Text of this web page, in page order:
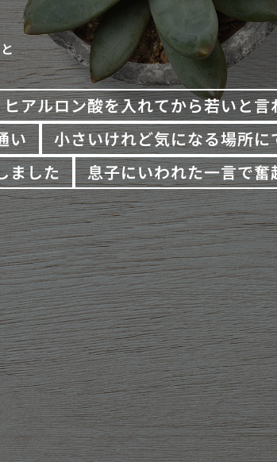
ヒアルロン酸を入れてから若いと言
い
小さいけれど気になる場所
ました
息子にいわれた一言で